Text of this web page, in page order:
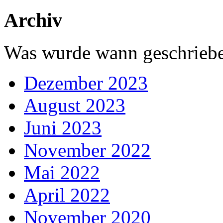
Archiv
Was wurde wann
Dezember 2023
August 2023
Juni 2023
November 2022
Mai 2022
April 2022
November 2020